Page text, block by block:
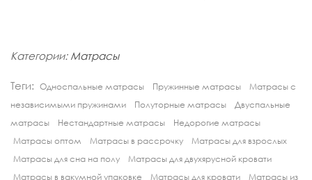
Категории: Матрасы
Теги: Односпальные матрасы Пружинные матрасы
Матрасы с
независимыми пружинами
Полуторные матрасы
Двуспальные
матрасы
Нестандартные матрасы
Недорогие матрасы
Матрасы оптом
Матрасы в рассрочку
Матрасы для взрослых
Матрасы для сна на полу
Матрасы для двухярусной кровати
Матрасы в вакумной упаковке
Матрасы для кровати
Матрасы из